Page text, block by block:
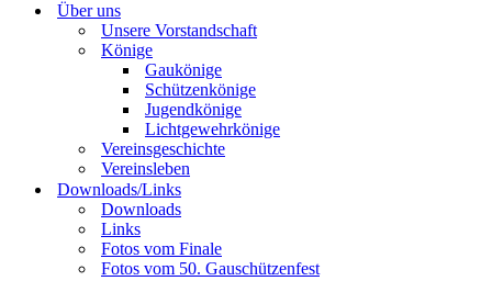
Über uns
Unsere Vorstandschaft
Könige
Gaukönige
Schützenkönige
Jugendkönige
Lichtgewehrkönige
Vereinsgeschichte
Vereinsleben
Downloads/Links
Downloads
Links
Fotos vom Finale
Fotos vom 50. Gauschützenfest